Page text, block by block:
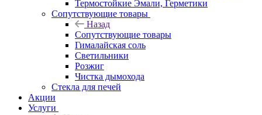
Термостойкие Эмали, Герметики
Сопутствующие товары
Назад
Сопутствующие товары
Гималайская соль
Светильники
Розжиг
Чистка дымохода
Стекла для печей
Акции
Услуги